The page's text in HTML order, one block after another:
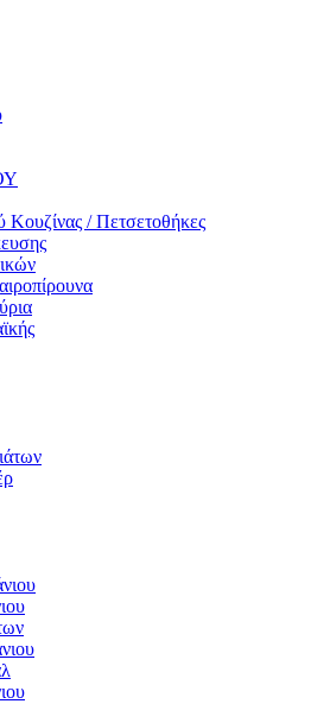
Κουζίνας / Πετσετοθήκες